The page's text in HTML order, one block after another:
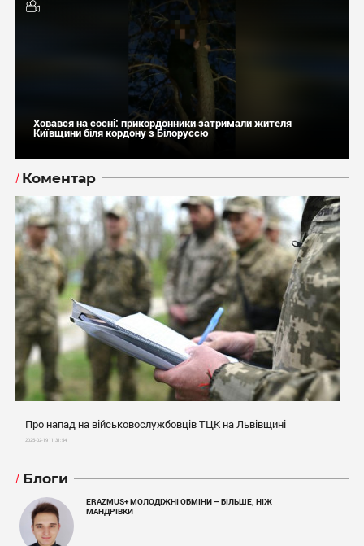
Ховався на сосні: прикордонники затримали жителя
Київщини біля кордону з Білоруссю
Коментар
Про напад на військовослужбовців ТЦК на Львівщині
2025-02-19 11:31:54
Блоги
ERAZMUS+ МОЛОДІЖНІ ОБМІНИ – БІЛЬШЕ, НІЖ
МАНДРІВКИ